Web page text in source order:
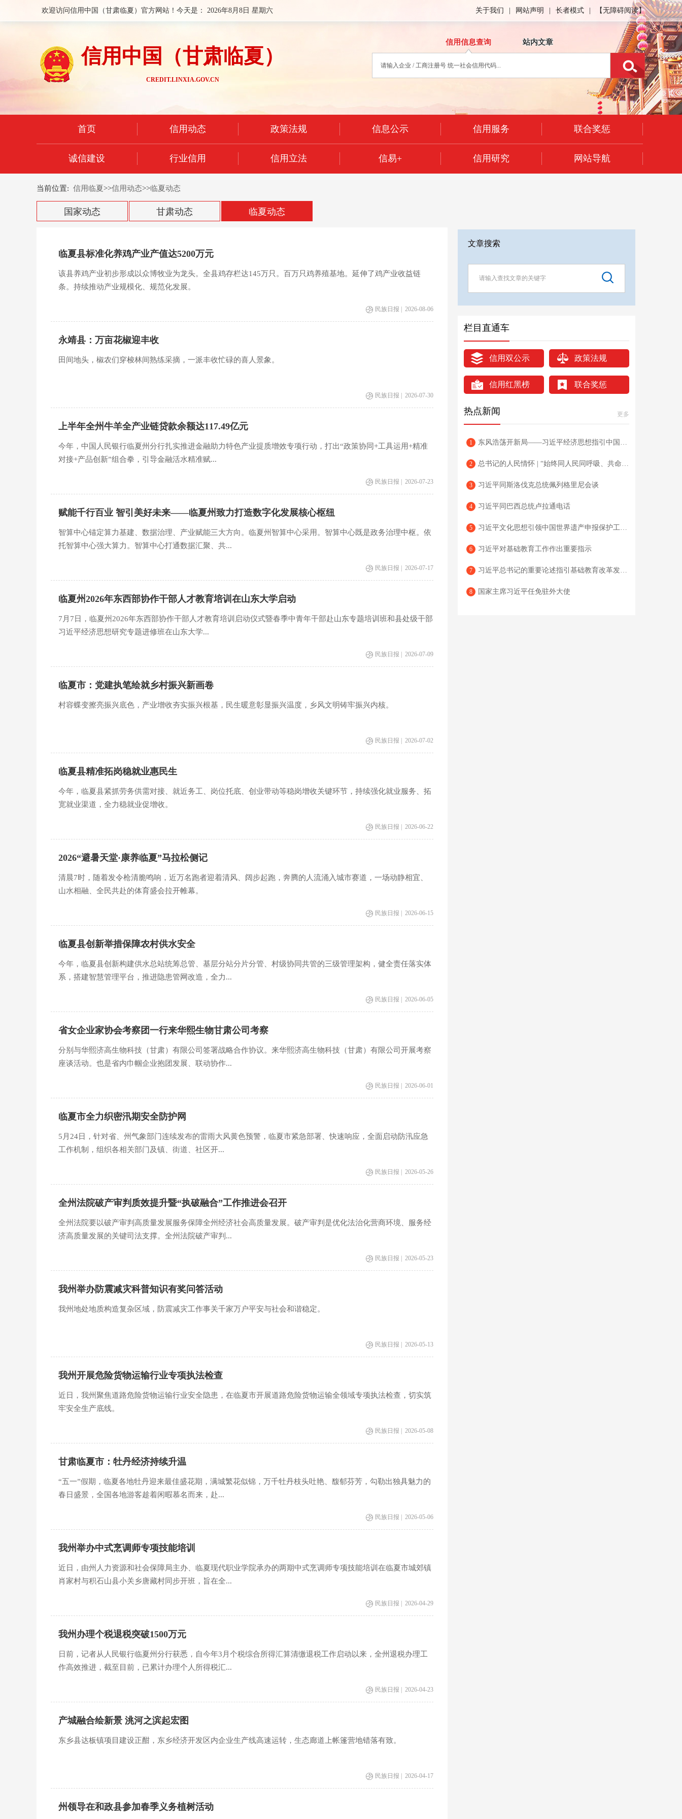
欢迎访问信用中国（甘肃临夏）官方网站！今天是： 2026年8月8日 星期六 关于我们 网站声明 长者模式 【无障碍阅读】
信用中国（甘肃临夏）
CREDIT.LINXIA.GOV.CN
信用信息查询 站内文章
首页 信用动态 政策法规 信息公示 信用服务 联合奖惩
诚信建设 行业信用 信用立法 信易+ 信用研究 网站导航
国家动态 甘肃动态 临夏动态
当前位置: 信用临夏>>信用动态>>临夏动态
临夏县标准化养鸡产业产值达5200万元
该县养鸡产业初步形成以众博牧业为龙头。全县鸡存栏达145万只。百万只鸡养殖基地。延伸了鸡产业收益链
条。持续推动产业规模化、规范化发展。
民族日报 | 2026-08-06
永靖县：万亩花椒迎丰收
田间地头，椒农们穿梭林间熟练采摘，一派丰收忙碌的喜人景象。
民族日报 | 2026-07-30
上半年全州牛羊全产业链贷款余额达117.49亿元
今年，中国人民银行临夏州分行扎实推进金融助力特色产业提质增效专项行动，打出“政策协同+工具运用+精准
对接+产品创新”组合拳，引导金融活水精准赋...
民族日报 | 2026-07-23
赋能千行百业 智引美好未来——临夏州致力打造数字化发展核心枢纽
智算中心锚定算力基建、数据治理、产业赋能三大方向。临夏州智算中心采用。智算中心既是政务治理中枢。依
托智算中心强大算力。智算中心打通数据汇聚、共...
民族日报 | 2026-07-17
临夏州2026年东西部协作干部人才教育培训在山东大学启动
7月7日，临夏州2026年东西部协作干部人才教育培训启动仪式暨春季中青年干部赴山东专题培训班和县处级干部
习近平经济思想研究专题进修班在山东大学...
民族日报 | 2026-07-09
临夏市：党建执笔绘就乡村振兴新画卷
村容蝶变擦亮振兴底色，产业增收夯实振兴根基，民生暖意彰显振兴温度，乡风文明铸牢振兴内核。
民族日报 | 2026-07-02
临夏县精准拓岗稳就业惠民生
今年，临夏县紧抓劳务供需对接、就近务工、岗位托底、创业带动等稳岗增收关键环节，持续强化就业服务、拓
宽就业渠道，全力稳就业促增收。
民族日报 | 2026-06-22
2026“避暑天堂·康养临夏”马拉松侧记
清晨7时，随着发令枪清脆鸣响，近万名跑者迎着清风、阔步起跑，奔腾的人流涌入城市赛道，一场动静相宜、
山水相融、全民共赴的体育盛会拉开帷幕。
民族日报 | 2026-06-15
临夏县创新举措保障农村供水安全
今年，临夏县创新构建供水总站统筹总管、基层分站分片分管、村级协同共管的三级管理架构，健全责任落实体
系，搭建智慧管理平台，推进隐患管网改造，全力...
民族日报 | 2026-06-05
省女企业家协会考察团一行来华熙生物甘肃公司考察
分别与华熙济高生物科技（甘肃）有限公司签署战略合作协议。来华熙济高生物科技（甘肃）有限公司开展考察
座谈活动。也是省内巾帼企业抱团发展、联动协作...
民族日报 | 2026-06-01
临夏市全力织密汛期安全防护网
5月24日，针对省、州气象部门连续发布的雷雨大风黄色预警，临夏市紧急部署、快速响应，全面启动防汛应急
工作机制，组织各相关部门及镇、街道、社区开...
民族日报 | 2026-05-26
全州法院破产审判质效提升暨“执破融合”工作推进会召开
全州法院要以破产审判高质量发展服务保障全州经济社会高质量发展。破产审判是优化法治化营商环境、服务经
济高质量发展的关键司法支撑。全州法院破产审判...
民族日报 | 2026-05-23
我州举办防震减灾科普知识有奖问答活动
我州地处地质构造复杂区域，防震减灾工作事关千家万户平安与社会和谐稳定。
民族日报 | 2026-05-13
我州开展危险货物运输行业专项执法检查
近日，我州聚焦道路危险货物运输行业安全隐患，在临夏市开展道路危险货物运输全领域专项执法检查，切实筑
牢安全生产底线。
民族日报 | 2026-05-08
甘肃临夏市：牡丹经济持续升温
“五一”假期，临夏各地牡丹迎来最佳盛花期，满城繁花似锦，万千牡丹枝头吐艳、馥郁芬芳，勾勒出独具魅力的
春日盛景，全国各地游客趁着闲暇慕名而来，赴...
民族日报 | 2026-05-06
我州举办中式烹调师专项技能培训
近日，由州人力资源和社会保障局主办、临夏现代职业学院承办的两期中式烹调师专项技能培训在临夏市城郊镇
肖家村与积石山县小关乡唐藏村同步开班，旨在全...
民族日报 | 2026-04-29
我州办理个税退税突破1500万元
日前，记者从人民银行临夏州分行获悉，自今年3月个税综合所得汇算清缴退税工作启动以来，全州退税办理工
作高效推进，截至目前，已累计办理个人所得税汇...
民族日报 | 2026-04-23
产城融合绘新景 洮河之滨起宏图
东乡县达板镇项目建设正酣，东乡经济开发区内企业生产线高速运转，生态廊道上帐篷营地错落有致。
民族日报 | 2026-04-17
州领导在和政县参加春季义务植树活动
文章搜索
栏目直通车
信用双公示 政策法规
信用红黑榜 联合奖惩
更多
热点新闻
1 东风浩荡开新局——习近平经济思想指引中国经济高质量发展行稳致远
2 总书记的人民情怀 | “始终同人民同呼吸、共命运、心连心”
3 习近平同斯洛伐克总统佩列格里尼会谈
4 习近平同巴西总统卢拉通电话
5 习近平文化思想引领中国世界遗产申报保护工作壮阔实践
6 习近平对基础教育工作作出重要指示
7 习近平总书记的重要论述指引基础教育改革发展开创新局面
8 国家主席习近平任免驻外大使